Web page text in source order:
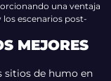
una ventaja
escenarios post-
MEJORES
sitios de humo en